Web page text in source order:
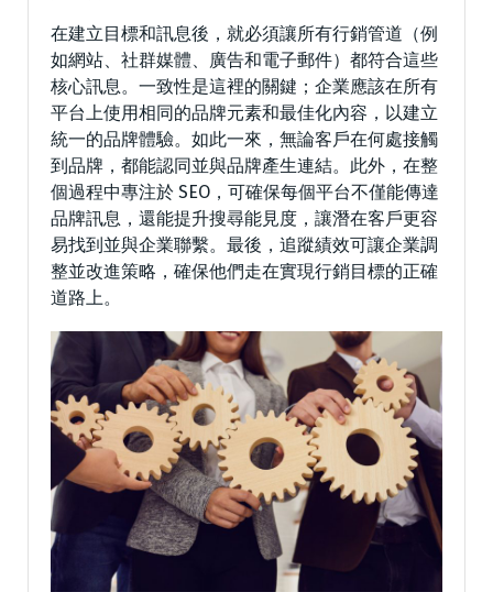
在建立目標和訊息後，就必須讓所有行銷管道（例
如網站、社群媒體、廣告和電子郵件）都符合這些
核心訊息。一致性是這裡的關鍵；企業應該在所有
平台上使用相同的品牌元素和最佳化內容，以建立
統一的品牌體驗。如此一來，無論客戶在何處接觸
到品牌，都能認同並與品牌產生連結。此外，在整
個過程中專注於 SEO，可確保每個平台不僅能傳達
品牌訊息，還能提升搜尋能見度，讓潛在客戶更容
易找到並與企業聯繫。最後，追蹤績效可讓企業調
整並改進策略，確保他們走在實現行銷目標的正確
道路上。